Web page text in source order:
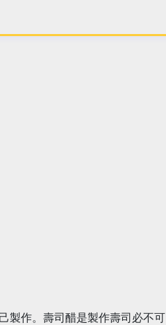
製作。壽司醋是製作壽司必不可